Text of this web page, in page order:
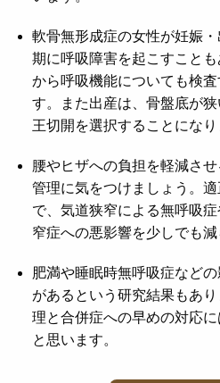
軟骨無形成症の女性が妊娠
期に呼吸障害を起こすこと
から呼吸機能についても検
す。また出産は、骨盤底が
王切開を選択することになり
腰やヒザへの負担を軽減さ
管理に気をつけましょう。
で、気道狭窄による無呼吸
窄症への悪影響を少しでも減
肥満や睡眠時無呼吸症など
があるという研究結果もあ
理と合併症への早めの対応
と思います。